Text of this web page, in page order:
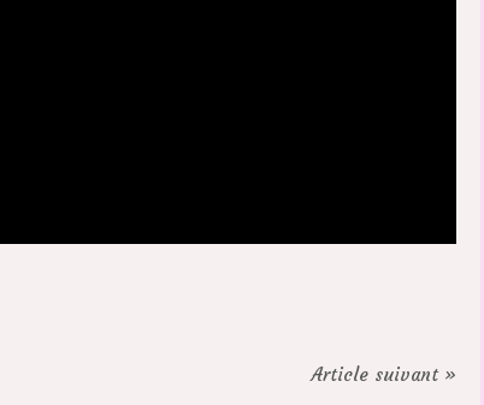
Article suivant »